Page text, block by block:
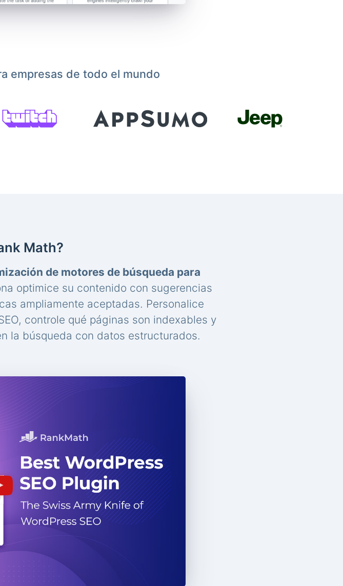
empresas de todo el mundo
Math?
de motores de búsqueda para
optimice su contenido con sugerencias
ampliamente aceptadas. Personalice
controle qué páginas son indexables y
la búsqueda con datos estructurados.